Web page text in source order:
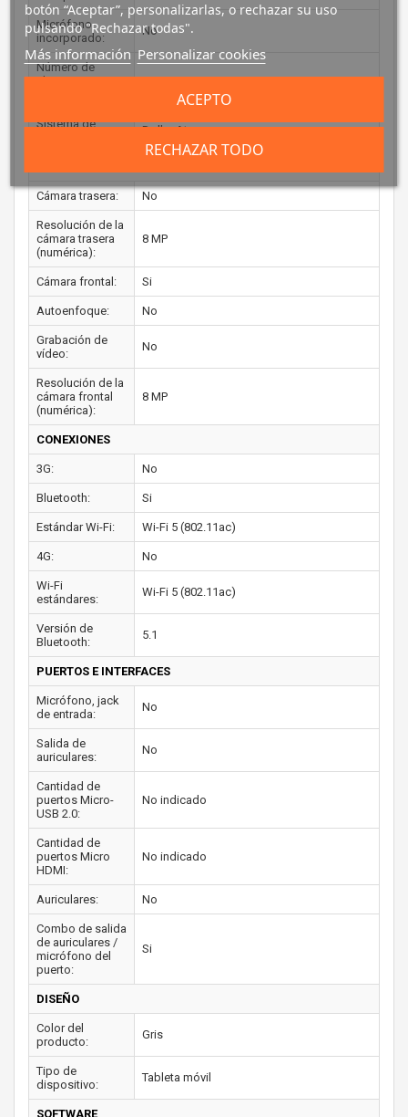
Micrófono
incorporado:
No
Número de
altavoces
4
Sistema de
Dolby Atmos
Cámara trasera: No
Resolución de la
cámara trasera
(numérica):
8 MP
Cámara frontal: Si
Autoenfoque: No
Grabación de
vídeo:
No
Resolución de la
cámara frontal
(numérica):
8 MP
CONEXIONES
3G: No
Bluetooth: Si
Estándar Wi-Fi: Wi-Fi 5 (802.11ac)
4G: No
Wi-Fi
estándares:
Wi-Fi 5 (802.11ac)
Versión de
Bluetooth:
5.1
PUERTOS E INTERFACES
Micrófono, jack
de entrada:
No
Salida de
auriculares:
No
Cantidad de
puertos Micro-
USB 2.0:
No indicado
Cantidad de
puertos Micro
HDMI:
No indicado
Auriculares: No
Combo de salida
de auriculares /
micrófono del
puerto:
Si
DISEÑO
Color del
producto:
Gris
Tipo de
dispositivo:
Tableta móvil
SOFTWARE
botón “Aceptar”, personalizarlas, o rechazar su uso
pulsando "Rechazar todas".
Más información Personalizar cookies
RECHAZAR TODO
ACEPTO